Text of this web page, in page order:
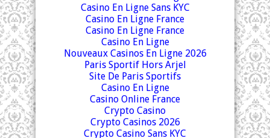
Casino En Ligne Sans KYC
Casino En Ligne France
Casino En Ligne France
Casino En Ligne
Nouveaux Casinos En Ligne 2026
Paris Sportif Hors Arjel
Site De Paris Sportifs
Casino En Ligne
Casino Online France
Crypto Casino
Crypto Casinos 2026
Crypto Casino Sans KYC